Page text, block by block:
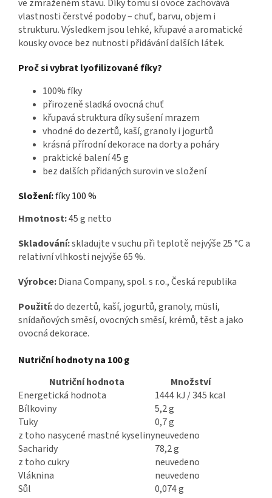
ve zmraženém stavu. Díky tomu si ovoce zachovává
vlastnosti čerstvé podoby – chuť, barvu, objem i
strukturu. Výsledkem jsou lehké, křupavé a aromatické
kousky ovoce bez nutnosti přidávání dalších látek.
Proč si vybrat lyofilizované fíky?
100% fíky
přirozeně sladká ovocná chuť
křupavá struktura díky sušení mrazem
vhodné do dezertů, kaší, granoly i jogurtů
krásná přírodní dekorace na dorty a poháry
praktické balení 45 g
bez dalších přidaných surovin ve složení
Složení:fíky 100 %
Hmotnost:45 g netto
Skladování:skladujte v suchu při teplotě nejvýše 25 °C a
relativní vlhkosti nejvýše 65 %.
Výrobce:Diana Company, spol. s r.o., Česká republika
Použití:do dezertů, kaší, jogurtů, granoly, müsli,
snídaňových směsí, ovocných směsí, krémů, těst a jako
ovocná dekorace.
Nutriční hodnoty na 100 g
Nutriční hodnota
Množství
Energetická hodnota
1444 kJ / 345 kcal
Bílkoviny
5,2 g
Tuky
0,7 g
z toho nasycené mastné kyselinyneuvedeno
Sacharidy
78,2 g
z toho cukry
neuvedeno
Vláknina
neuvedeno
Sůl
0,074 g